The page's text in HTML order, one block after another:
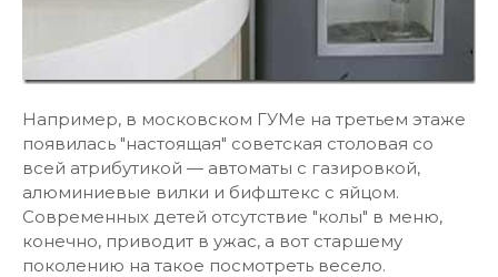
Например, в московском ГУМе на третьем этаже
появилась "настоящая" советская столовая со
всей атрибутикой — автоматы с газировкой,
алюминиевые вилки и бифштекс с яйцом.
Современных детей отсутствие "колы" в меню,
конечно, приводит в ужас, а вот старшему
поколению на такое посмотреть весело.